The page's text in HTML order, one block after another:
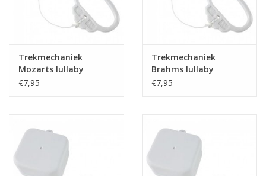
Trekmechaniek
Mozarts lullaby
€7,95
Trekmechaniek
Brahms lullaby
€7,95